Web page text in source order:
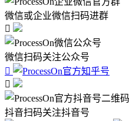
微信或企业微信扫码进群

微信扫码关注公众号


抖音扫码关注抖音号